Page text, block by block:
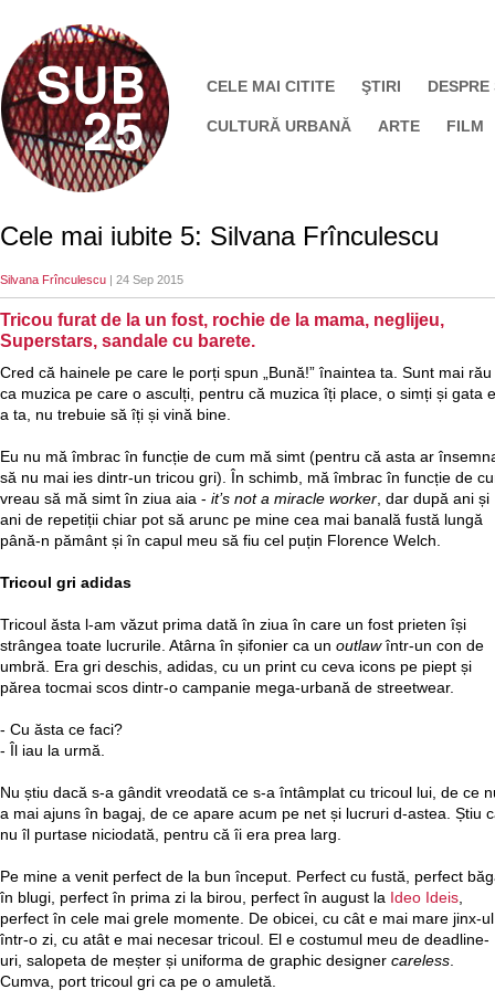
CELE MAI CITITE ŞTIRI DESPRE
CULTURĂ URBANĂ ARTE FILM
Cele mai iubite 5: Silvana Frînculescu
Silvana Frînculescu | 24 Sep 2015
Tricou furat de la un fost, rochie de la mama, neglijeu,
Superstars, sandale cu barete.
Cred că hainele pe care le porți spun „Bună!” înaintea ta. Sunt mai rău
ca muzica pe care o asculți, pentru că muzica îți place, o simți și gata e
a ta, nu trebuie să îți și vină bine.
Eu nu mă îmbrac în funcție de cum mă simt (pentru că asta ar
să nu mai ies dintr-un tricou gri). În schimb, mă îmbrac în funcție de
vreau să mă simt în ziua aia - it’s not a miracle worker, dar după ani și
ani de repetiții chiar pot să arunc pe mine cea mai banală fustă lungă
până-n pământ și în capul meu să fiu cel puțin Florence Welch.
Tricoul gri adidas
Tricoul ăsta l-am văzut prima dată în ziua în care un fost prieten își
strângea toate lucrurile. Atârna în șifonier ca un outlawîntr-un con de
umbră. Era gri deschis, adidas, cu un print cu ceva icons pe piept și
părea tocmai scos dintr-o campanie mega-urbană de streetwear.
- Cu ăsta ce faci?
- Îl iau la urmă.
Nu știu dacă s-a gândit vreodată ce s-a întâmplat cu tricoul lui, de ce
a mai ajuns în bagaj, de ce apare acum pe net și lucruri d-astea. Știu
nu îl purtase niciodată, pentru că îi era prea larg.
Pe mine a venit perfect de la bun început. Perfect cu fustă, perfect
în blugi, perfect în prima zi la birou, perfect în august la Ideo Ideis,
perfect în cele mai grele momente. De obicei, cu cât e mai mare jinx-ul
într-o zi, cu atât e mai necesar tricoul. El e costumul meu de deadline-
uri, salopeta de meșter și uniforma de graphic designer careless.
Cumva, port tricoul gri ca pe o amuletă.